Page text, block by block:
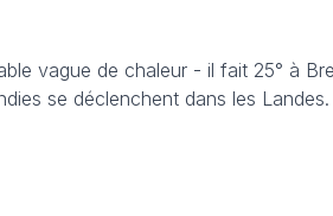
vague de chaleur - il fait 25° à
se déclenchent dans les Landes.